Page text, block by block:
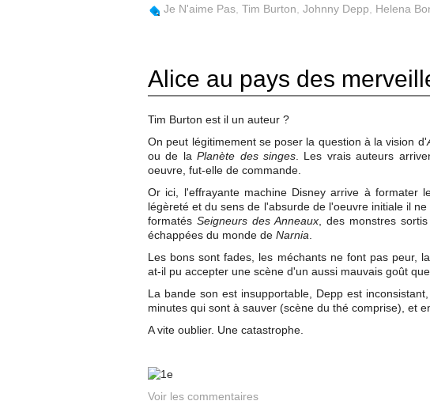
Je N'aime Pas Tim Burton Johnny Depp Helena
Alice au pays des
Tim Burton est il un auteur ?
On peut légitimement se poser la question à la vision d'
ou de laPlanète des singes . Les vrais auteurs
oeuvre, fut-elle de commande.
Or ici, l'effrayante machine Disney arrive à formater
légèreté et du sens de l'absurde de l'oeuvre initiale il
formatés Seigneurs des Anneaux , des monstres
échappées du monde de Narnia
Les bons sont fades, les méchants ne font pas peur,
at-il pu accepter une scène d'un aussi mauvais goût
La bande son est insupportable, Depp est
minutes qui sont à sauver (scène du thé comprise), et
A vite oublier. Une catastrophe.
Voir les commentaires